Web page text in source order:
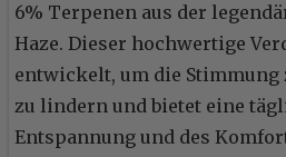
6% Terpenen aus der
Haze. Dieser hochwertige
entwickelt, um die Stimmung
zu lindern und bietet eine
Entspannung und des